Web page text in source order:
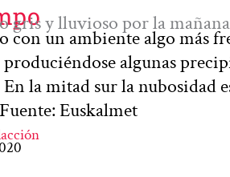
gris y lluvioso por la mañana
con un ambiente algo más
algunas
la mitad sur la nubosidad
Euskalmet